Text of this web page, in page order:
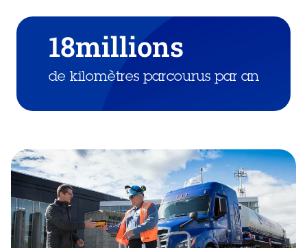
18millions
de kilomètres parcourus par an